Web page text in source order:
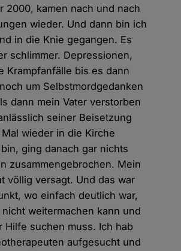
2000, kamen nach und nach
wieder. Und dann bin ich
in die Knie gegangen. Es
schlimmer. Depressionen,
Krampfanfälle bis es dann
um Selbstmordgedanken
dann mein Vater verstorben
seiner Beisetzung
wieder in die Kirche
ging danach gar nichts
zusammengebrochen. Mein
völlig versagt. Und das war
wo einfach deutlich war,
weitermachen kann und
Hilfe suchen muss. Ich hab
aufgesucht und